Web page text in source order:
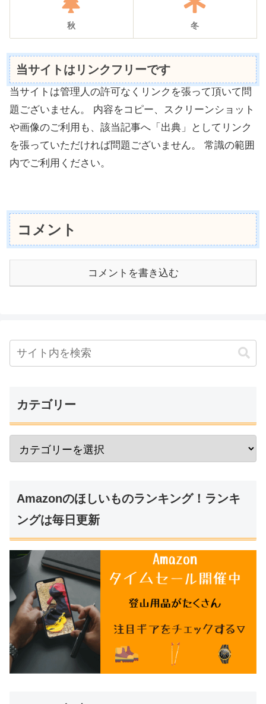
秋 冬
当サイトはリンクフリーです
当サイトは管理人の許可なくリンクを張って頂いて問
題ございません。 内容をコピー、スクリーンショット
や画像のご利用も、該当記事へ「出典」としてリンク
を張っていただければ問題ございません。 常識の範囲
内でご利用ください。
コメント
コメントを書き込む
カテゴリー
Amazonのほしいものランキング！ランキ
ングは毎日更新